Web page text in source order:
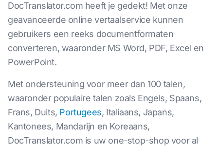
DocTranslator.com heeft je gedekt! Met onze
geavanceerde online vertaalservice kunnen
gebruikers een reeks documentformaten
converteren, waaronder MS Word, PDF, Excel en
PowerPoint.
Met ondersteuning voor meer dan 100 talen,
waaronder populaire talen zoals Engels, Spaans,
Frans, Duits, Portugees, Italiaans, Japans,
Kantonees, Mandarijn en Koreaans,
DocTranslator.com is uw one-stop-shop voor al